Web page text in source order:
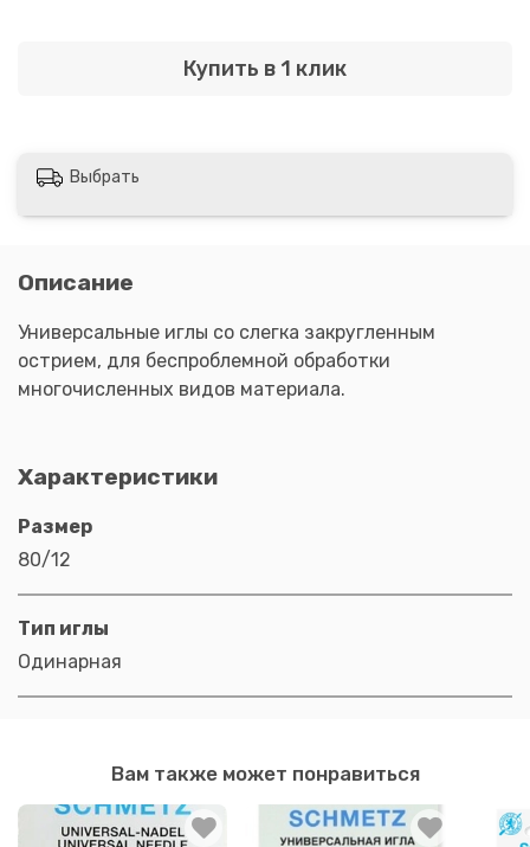
Купить в 1 клик
Выбрать
Описание
Универсальные иглы со слегка закругленным
острием, для беспроблемной обработки
многочисленных видов материала.
Характеристики
Размер
80/12
Тип иглы
Одинарная
Вам также может понравиться